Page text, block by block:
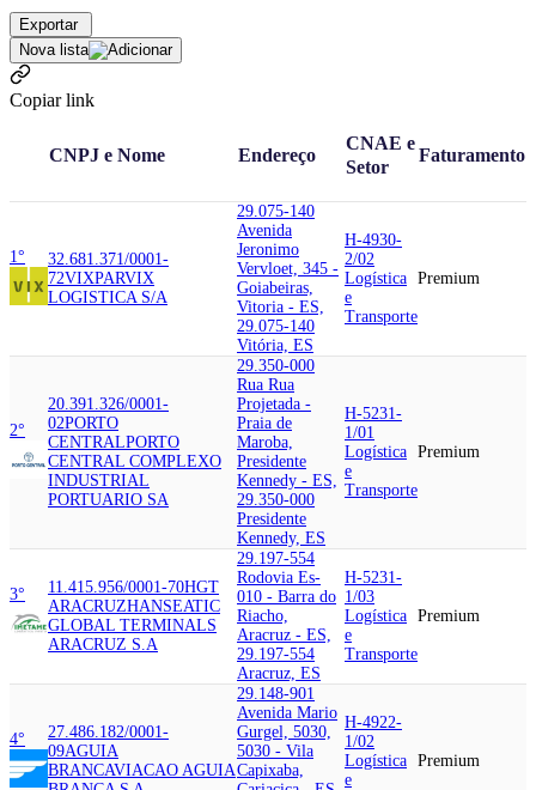
Exportar
Nova lista
Copiar link
CNPJ e Nome Endereço
CNAE e
Setor
Faturamento
1°
32.681.371/0001-
72VIXPARVIX
LOGISTICA S/A
29.075-140
Avenida
Jeronimo
Vervloet, 345 -
Goiabeiras,
Vitoria - ES,
29.075-140
Vitória, ES
H-4930-
2/02
Logística
e
Transporte
Premium
2°
20.391.326/0001-
02PORTO
CENTRALPORTO
CENTRAL COMPLEXO
INDUSTRIAL
PORTUARIO SA
29.350-000
Rua Rua
Projetada -
Praia de
Maroba,
Presidente
Kennedy - ES,
29.350-000
Presidente
Kennedy, ES
H-5231-
1/01
Logística
e
Transporte
Premium
3° 11.415.956/0001-70HGT
ARACRUZHANSEATIC
GLOBAL TERMINALS
ARACRUZ S.A
29.197-554
Rodovia Es-
010 - Barra do
Riacho,
Aracruz - ES,
29.197-554
Aracruz, ES
H-5231-
1/03
Logística
e
Transporte
Premium
4°
27.486.182/0001-
09AGUIA
BRANCAVIACAO AGUIA
29.148-901
Avenida Mario
Gurgel, 5030,
5030 - Vila
Capixaba,
H-4922-
1/02
Logística
e
Premium